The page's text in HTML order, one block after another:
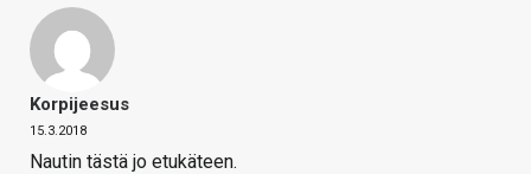
Korpijeesus
15.3.2018
Nautin tästä jo etukäteen.